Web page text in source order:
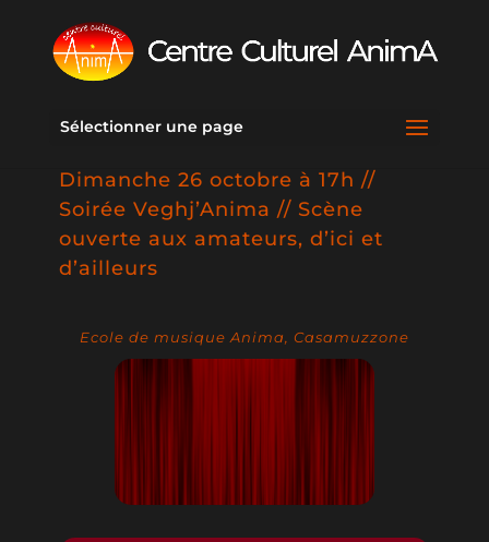
Sélectionner une page
Dimanche 26 octobre à 17h //
Soirée Veghj’Anima // Scène
ouverte aux amateurs, d’ici et
d’ailleurs
Ecole de musique Anima, Casamuzzone